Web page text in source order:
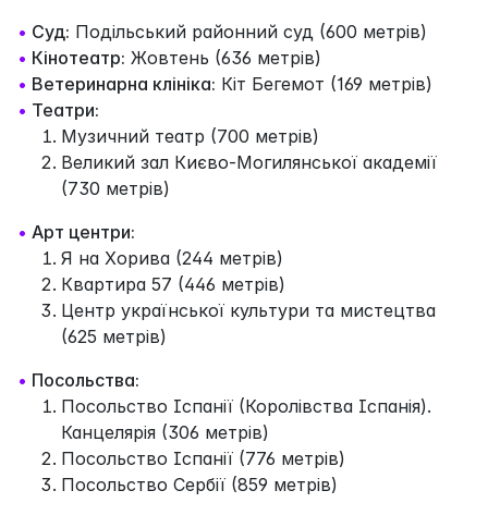
• Суд: Подільський районний суд (600 метрів)
• Кінотеатр: Жовтень (636 метрів)
• Ветеринарна клініка: Кіт Бегемот (169 метрів)
• Театри:
Музичний театр (700 метрів)
Великий зал Києво-Могилянської академії
(730 метрів)
• Арт центри:
Я на Хорива (244 метрів)
Квартира 57 (446 метрів)
Центр української культури та мистецтва
(625 метрів)
• Посольства:
Посольство Іспанії (Королівства Іспанія).
Канцелярія (306 метрів)
Посольство Іспанії (776 метрів)
Посольство Сербії (859 метрів)